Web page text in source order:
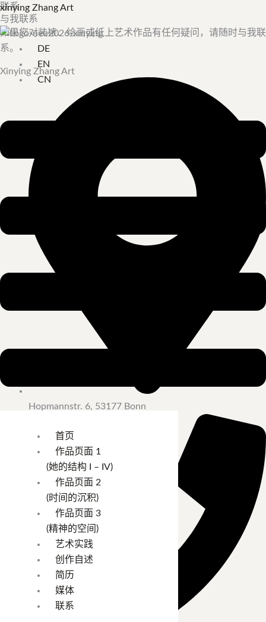
跳
至
内
容
xinying Zhang Art
菜
单
DE
EN
CN
首页
作品页面 1
(她的结构 I – IV)
作品页面 2
(时间的沉积)
作品页面 3
(精神的空间)
艺术实践
创作自述
简历
媒体
联系
联系
与我联系
如果您对装裱、绘画或纸上艺术作品有任何疑问，请随时与我联
系。
Xinying Zhang Art
Hopmannstr. 6, 53177 Bonn